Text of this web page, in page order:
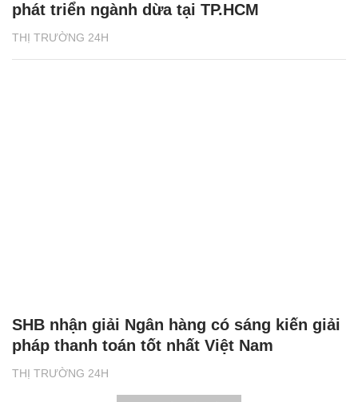
THỊ TRƯỜNG 24H
phát triển ngành dừa tại TP.HCM
THỊ TRƯỜNG 24H
SHB nhận giải Ngân hàng có sáng kiến giải
pháp thanh toán tốt nhất Việt Nam